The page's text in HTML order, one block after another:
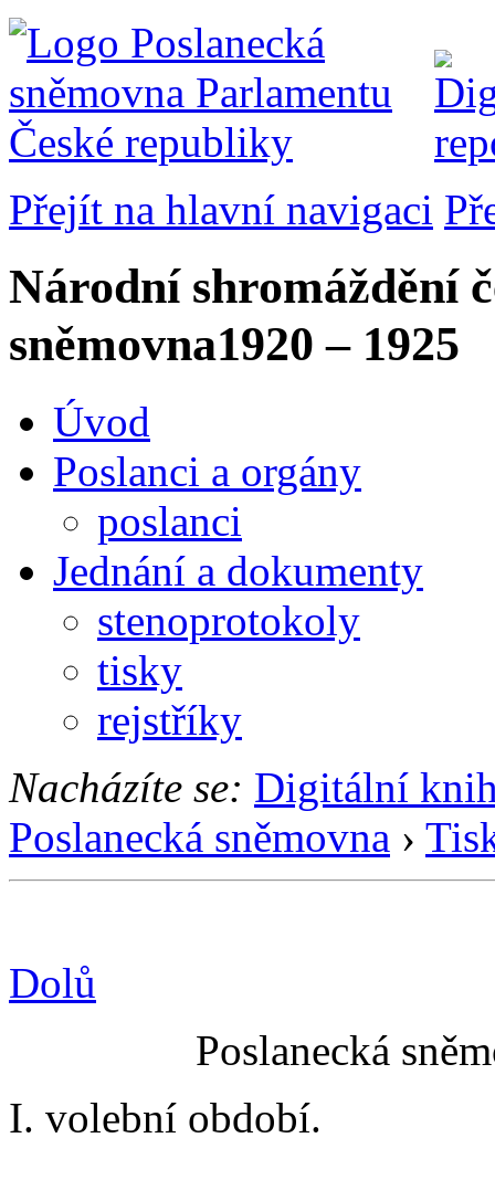
Přejít na hlavní navigaci
Národní shromáždění
sněmovna1920 – 1925
Úvod
Poslanci a orgány
poslanci
Jednání a dokumenty
stenoprotokoly
tisky
rejstříky
Nacházíte se: Digitální
Poslanecká sněmovna ›
Dolů
Poslanecká
I. volební období.